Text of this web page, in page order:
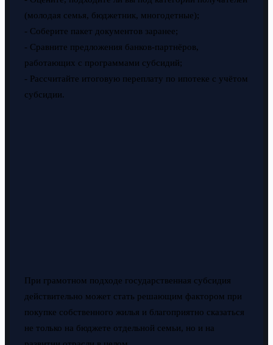
(молодая семья, бюджетник, многодетные);
- Соберите пакет документов заранее;
- Сравните предложения банков-партнёров,
работающих с программами субсидий;
- Рассчитайте итоговую переплату по ипотеке с учётом
субсидии.
При грамотном подходе государственная субсидия
действительно может стать решающим фактором при
покупке собственного жилья и благоприятно сказаться
не только на бюджете отдельной семьи, но и на